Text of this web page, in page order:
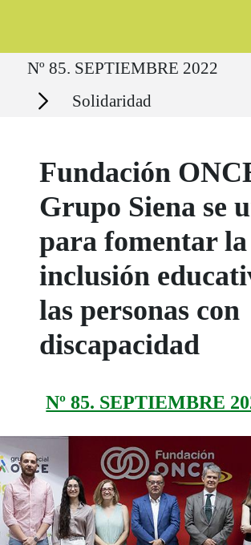
Ruta del sitio
Nº 85. SEPTIEMBRE 2022
Secciones Solidaridad
Fundación
Grupo Siena se
para fomentar la
inclusión
las personas con
discapacidad
Nº 85. SEPTIEMBRE